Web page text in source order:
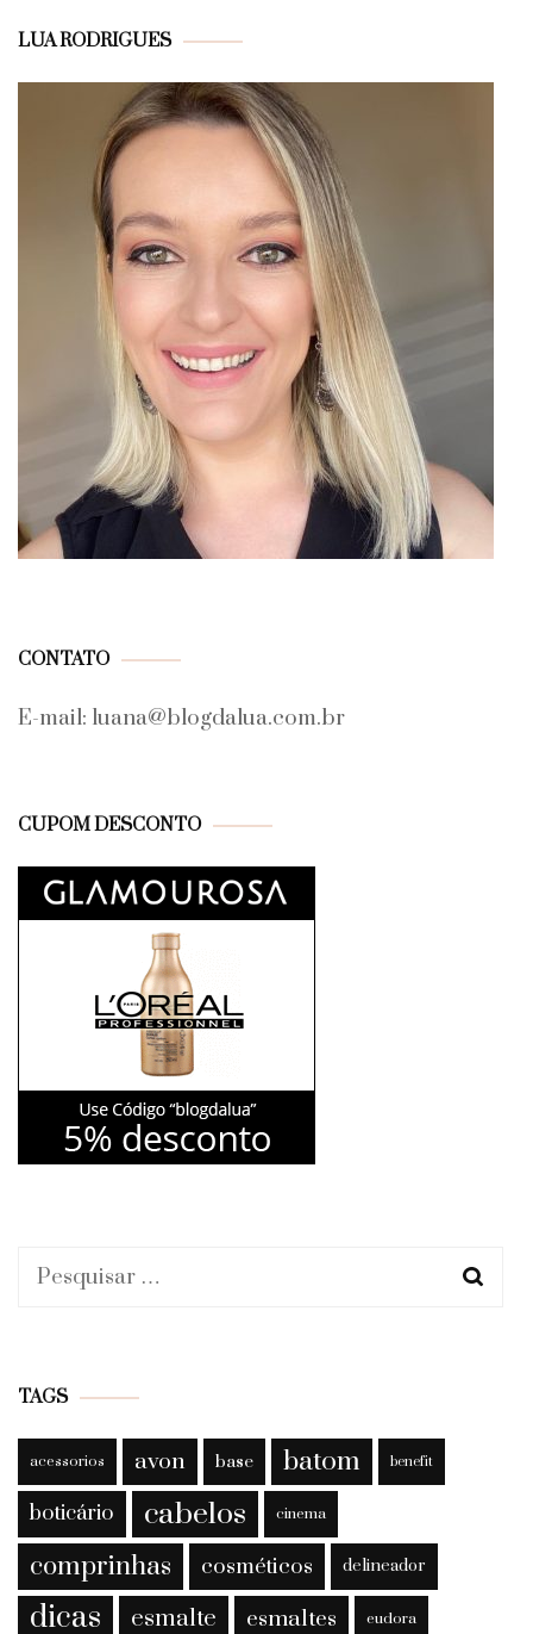
LUA RODRIGUES
CONTATO
E-mail: luana@blogdalua.com.br
CUPOM DESCONTO
Pesquisar
TAGS
acessorios avon base batom benefit
boticário cabelos cinema
comprinhas cosméticos delineador
dicas esmalte esmaltes eudora